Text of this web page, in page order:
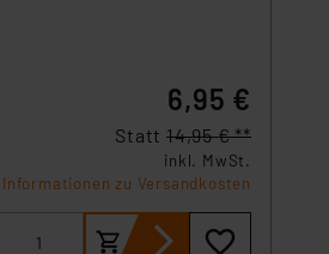
6,95 €
Statt 14,95 € **
inkl. MwSt.
Informationen zu Versandkosten